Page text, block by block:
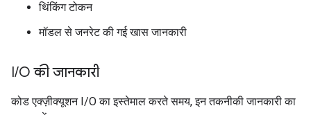
थिंकिंग टोकन
मॉडल से जनरेट की गई खास जानकारी
I/O की जानकारी
कोड एक्ज़ीक्यूशन I/O का इस्तेमाल करते समय, इन तकनीकी जानकारी का